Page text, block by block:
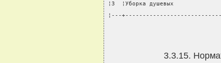
¦3  ¦Уборка душевых
¦---
3.3.15.